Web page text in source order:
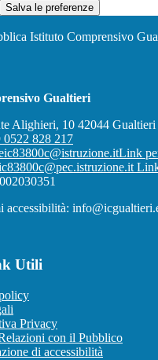
Salva le preferenze
Istituto Comprensivo
Gualtieri
Alighieri, 10 42044
0522 828 217
Link
accessibilità:
Utili
Privacy
con il Pubblico
di accessibilità